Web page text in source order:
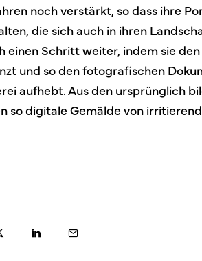
noch verstärkt, so dass ihre
die sich auch in ihren
einen Schritt weiter, indem sie
und so den fotografischen
aufhebt. Aus den ursprünglich
so digitale Gemälde von